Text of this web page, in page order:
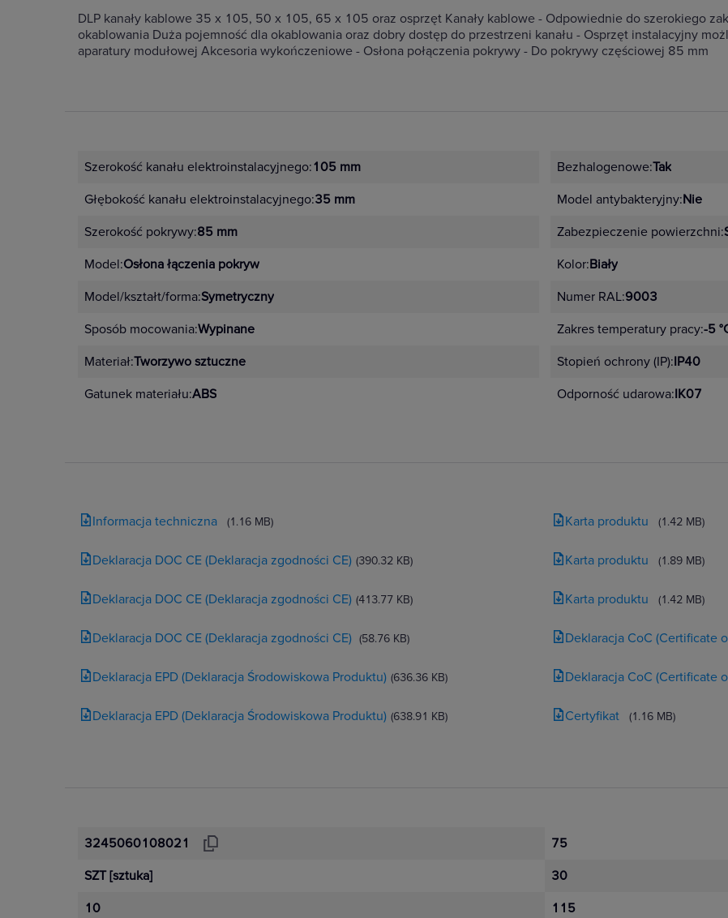
DLP kanały kablowe 35 x 105, 50 x 105, 65 x 105 oraz osprzęt Kanały kablowe - Odpowiednie do szerokiego
okablowania Duża pojemność dla okablowania oraz dobry dostęp do przestrzeni kanału - Osprzęt instalacyjny
aparatury modułowej Akcesoria wykończeniowe - Osłona połączenia pokrywy - Do pokrywy częściowej 85 mm
Szerokość kanału elektroinstalacyjnego:105 mm
Głębokość kanału elektroinstalacyjnego:35 mm
Szerokość pokrywy:85 mm
Model:Osłona łączenia pokryw
Model/kształt/forma:Symetryczny
Sposób mocowania:Wypinane
Materiał:Tworzywo sztuczne
Gatunek materiału:ABS
Bezhalogenowe:Tak
Model antybakteryjny:Nie
Zabezpieczenie powierzchni:
Kolor:Biały
Numer RAL:9003
Zakres temperatury pracy:-5
Stopień ochrony (IP):IP40
Odporność udarowa:IK07
Informacja techniczna (1.16 MB)
Deklaracja DOC CE (Deklaracja zgodności CE) (390.32 KB)
Deklaracja DOC CE (Deklaracja zgodności CE) (413.77 KB)
Deklaracja DOC CE (Deklaracja zgodności CE) (58.76 KB)
Deklaracja EPD (Deklaracja Środowiskowa Produktu) (636.36 KB)
Deklaracja EPD (Deklaracja Środowiskowa Produktu) (638.91 KB)
Karta produktu (1.42 MB)
Karta produktu (1.89 MB)
Karta produktu (1.42 MB)
Deklaracja CoC (Certificate
Deklaracja CoC (Certificate
Certyfikat (1.16 MB)
3245060108021
SZT [sztuka]
10
75
30
115